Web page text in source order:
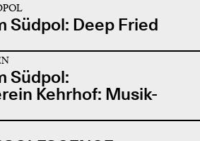
Südpol: Deep Fried
Südpol:
Kehrhof: Musik-